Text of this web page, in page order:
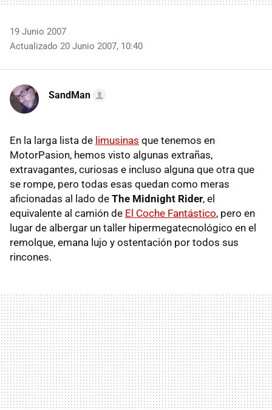
19 Junio 2007
Actualizado 20 Junio 2007, 10:40
SandMan
En la larga lista de limusinas que tenemos en
MotorPasion, hemos visto algunas extrañas,
extravagantes, curiosas e incluso alguna que otra que
se rompe, pero todas esas quedan como meras
aficionadas al lado de The Midnight Rider, el
equivalente al camión de El Coche Fantástico, pero en
lugar de albergar un taller hipermegatecnológico en el
remolque, emana lujo y ostentación por todos sus
rincones.